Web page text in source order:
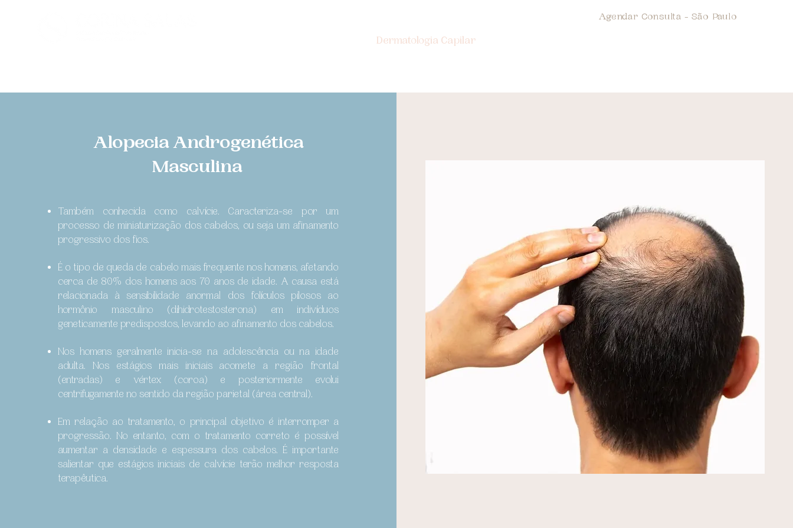
Agendar Consulta - São Paulo
Dermatologia Capilar
Alopecia Androgenética
Masculina
Também conhecida como calvície. Caracteriza-se por um
processo de miniaturização dos cabelos, ou seja um afinamento
progressivo dos fios.
É o tipo de queda de cabelo mais frequente nos homens, afetando
cerca de 80% dos homens aos 70 anos de idade. A causa está
relacionada à sensibilidade anormal dos folículos pilosos ao
hormônio masculino (dihidrotestosterona) em indivíduos
geneticamente predispostos, levando ao afinamento dos cabelos.
Nos homens geralmente inicia-se na adolescência ou na idade
adulta. Nos estágios mais iniciais acomete a região frontal
(entradas) e vértex (coroa) e posteriormente evolui
centrifugamente no sentido da região parietal (área central).
Em relação ao tratamento, o principal objetivo é interromper a
progressão. No entanto, com o tratamento correto é possível
aumentar a densidade e espessura dos cabelos. É importante
salientar que estágios iniciais de calvície terão melhor resposta
terapêutica.